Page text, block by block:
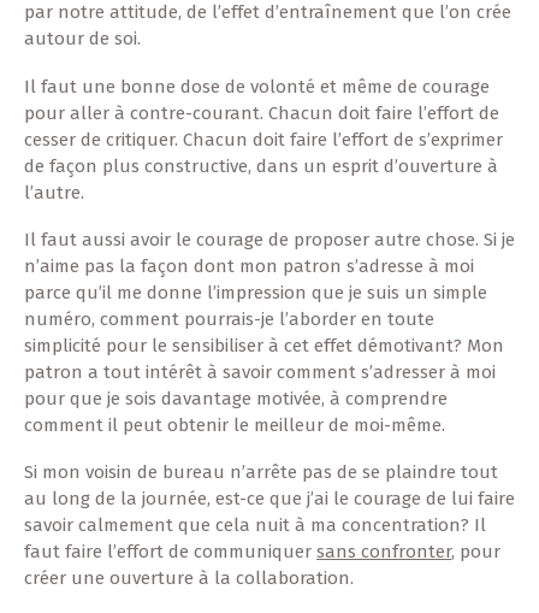
par notre attitude, de l’effet d’entraînement que l’on crée
autour de soi.
Il faut une bonne dose de volonté et même de courage
pour aller à contre-courant. Chacun doit faire l’effort de
cesser de critiquer. Chacun doit faire l’effort de s’exprimer
de façon plus constructive, dans un esprit d’ouverture à
l’autre.
Il faut aussi avoir le courage de proposer autre chose. Si je
n’aime pas la façon dont mon patron s’adresse à moi
parce qu’il me donne l’impression que je suis un simple
numéro, comment pourrais-je l’aborder en toute
simplicité pour le sensibiliser à cet effet démotivant? Mon
patron a tout intérêt à savoir comment s’adresser à moi
pour que je sois davantage motivée, à comprendre
comment il peut obtenir le meilleur de moi-même.
Si mon voisin de bureau n’arrête pas de se plaindre tout
au long de la journée, est-ce que j’ai le courage de lui faire
savoir calmement que cela nuit à ma concentration? Il
faut faire l’effort de communiquer sans confronter, pour
créer une ouverture à la collaboration.